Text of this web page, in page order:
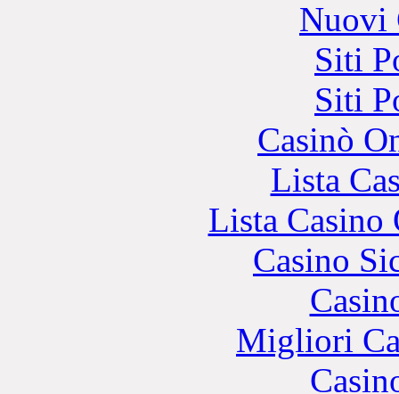
Nuovi
Siti
Siti
Casinò
Lista
Lista
Casino
Migliori